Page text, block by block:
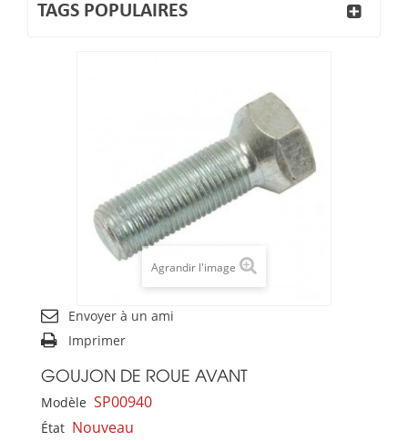
TAGS POPULAIRES
Agrandir l'image
Envoyer à un ami
Imprimer
GOUJON DE ROUE AVANT
Modèle SP00940
État Nouveau